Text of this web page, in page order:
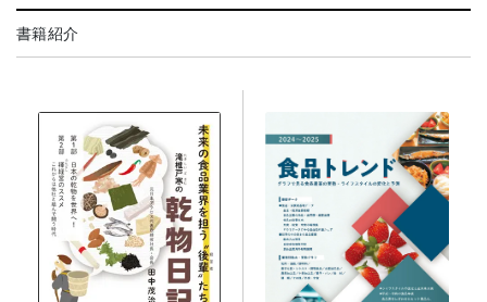
書籍紹介